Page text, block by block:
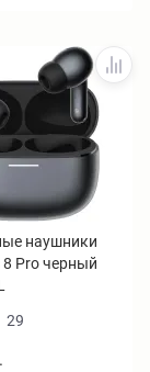
наушники
8 Pro черный
29